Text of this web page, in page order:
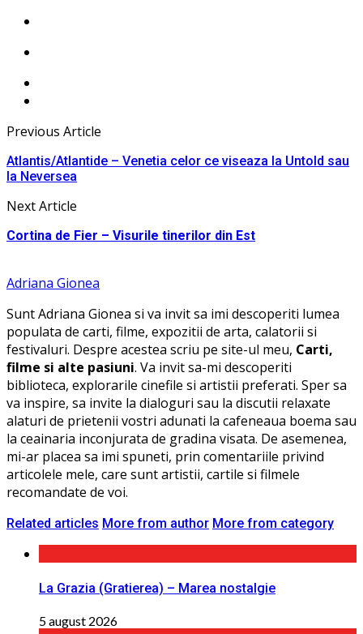
Previous Article
Atlantis/Atlantide – Venetia celor ce viseaza la Untold sau
la Neversea
Next Article
Cortina de Fier – Visurile tinerilor din Est
Adriana Gionea
Sunt Adriana Gionea si va invit sa imi descoperiti lumea
populata de carti, filme, expozitii de arta, calatorii si
festivaluri. Despre acestea scriu pe site-ul meu, Carti,
filme si alte pasiuni. Va invit sa-mi descoperiti
biblioteca, explorarile cinefile si artistii preferati. Sper sa
va inspire, sa invite la dialoguri sau la discutii relaxate
alaturi de prietenii vostri adunati la cafeneaua boema sau
la ceainaria inconjurata de gradina visata. De asemenea,
mi-ar placea sa imi spuneti, prin comentariile privind
articolele mele, care sunt artistii, cartile si filmele
recomandate de voi.
Related articles More from author More from category
La Grazia (Gratierea) – Marea nostalgie
5 august 2026